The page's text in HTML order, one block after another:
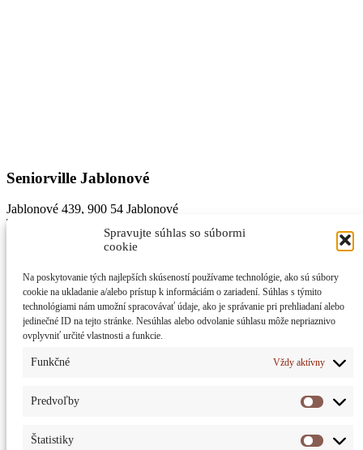
Spravujte súhlas so súbormi
cookie
Na poskytovanie tých najlepších skúseností používame technológie, ako sú súbory
cookie na ukladanie a/alebo prístup k informáciám o zariadení. Súhlas s týmito
technológiami nám umožní spracovávať údaje, ako je správanie pri prehliadaní alebo
jedinečné ID na tejto stránke. Nesúhlas alebo odvolanie súhlasu môže nepriaznivo
ovplyvniť určité vlastnosti a funkcie.
Funkčné Vždy aktívny
Predvoľby
Štatistiky
Seniorville Jablonové
Jablonové 439, 900 54 Jablonové
T: +421 2 5930 5000,
T: +421 918 387 801,
E: info@seniorville.eu
Seniorville Trenčín
Pri parku 39, 911 06 Trenčín, časť Záblatie
T: +421 948 58 20 20
E: trencin@seniorville.eu
Alzheimer Home Avalon
Jablonové 439, 900 54 Jablonové